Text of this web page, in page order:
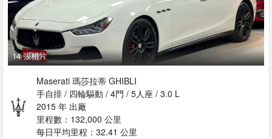
14 張相片
Maserati 瑪莎拉蒂 GHIBLI
手自排 / 四輪驅動 / 4門 / 5人座 / 3.0 L
2015 年 出廠
里程數：132,000 公里
每日平均里程：32.41 公里